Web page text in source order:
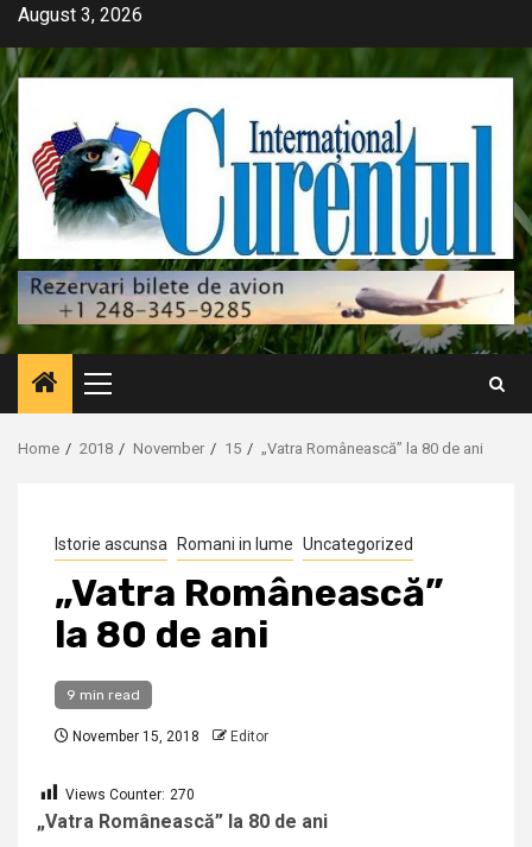
Skip
content
August 3, 2026
Primary
Menu
Home 2018 November 15 „Vatra Românească” la 80 de ani
Istorie ascunsa Romani in lume Uncategorized
„Vatra Românească”
la 80 de ani
9 min read
November 15, 2018 Editor
Views Counter: 270
„Vatra Românească” la 80 de ani